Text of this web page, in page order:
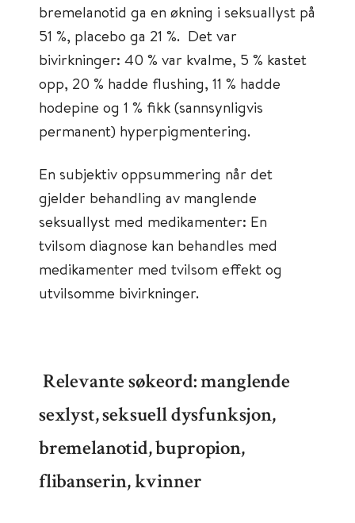
bremelanotid ga en økning i seksuallyst på
51 %, placebo ga 21 %. Det var
bivirkninger: 40 % var kvalme, 5 % kastet
opp, 20 % hadde flushing, 11 % hadde
hodepine og 1 % fikk (sannsynligvis
permanent) hyperpigmentering.
En subjektiv oppsummering når det
gjelder behandling av manglende
seksuallyst med medikamenter: En
tvilsom diagnose kan behandles med
medikamenter med tvilsom effekt og
utvilsomme bivirkninger.
Relevante søkeord: manglende
sexlyst, seksuell dysfunksjon,
bremelanotid, bupropion,
flibanserin, kvinner